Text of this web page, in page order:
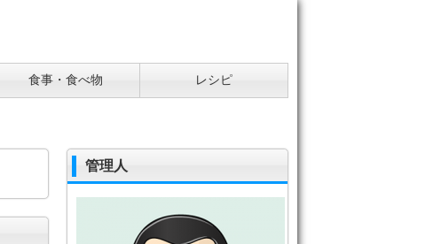
食事・食べ物 レシピ
管理人